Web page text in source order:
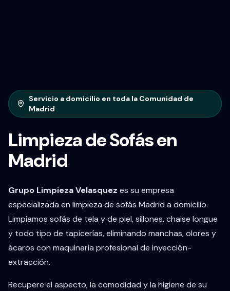
Servicio a domicilio en toda la Comunidad de
Madrid
Limpieza de Sofás en
Madrid
Grupo Limpieza Velasquez es su empresa
especializada en limpieza de sofás Madrid a domicilio.
Limpiamos sofás de tela y de piel, sillones, chaise longue
y todo tipo de tapicerías, eliminando manchas, olores y
ácaros con maquinaria profesional de inyección-
extracción.
Recupere el aspecto, la comodidad y la higiene de su